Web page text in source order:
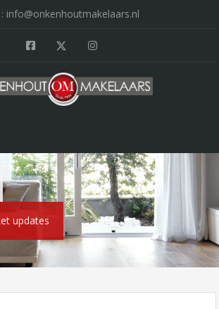
: info@onkenhoutmakelaars.nl
updates